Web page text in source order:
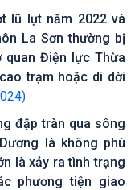
lũ lụt năm 2022 và
La Sơn thường bị
quan Điện lực Thừa
trạm hoặc di dời
đập tràn qua sông
là không phù
là xảy ra tình trạng
phương tiện giao